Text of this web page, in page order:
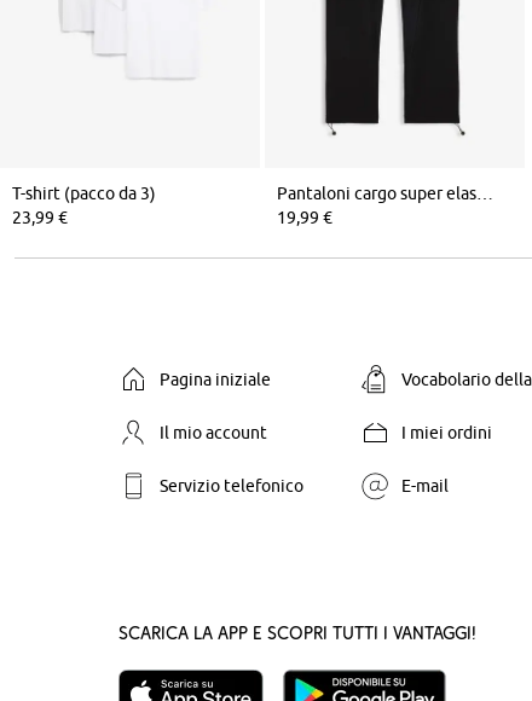
T-shirt (pacco da 3)
23,99 €
19,99 €
Pagina iniziale Vocabolario
Il mio account I miei ordini
Servizio telefonico E-mail
Scarica la App e scopri tutti i vantaggi!